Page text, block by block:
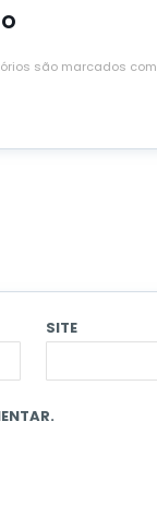
são marcados com
SITE